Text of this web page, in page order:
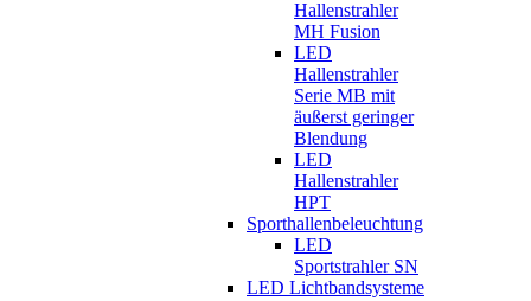
Hallenstrahler
MH Fusion
LED
Hallenstrahler
Serie MB mit
äußerst geringer
Blendung
LED
Hallenstrahler
HPT
Sporthallenbeleuchtung
LED
Sportstrahler SN
LED Lichtbandsysteme